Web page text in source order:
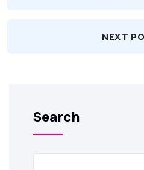
NEXT
Search